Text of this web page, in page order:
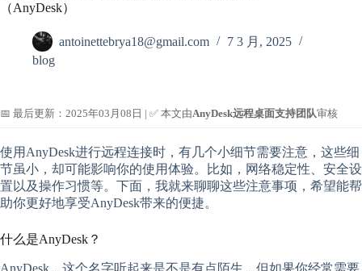
（AnyDesk）
antoinettebrya18@gmail.com
7 3 月, 2025
blog
📅 最后更新：2025年03月08日 | ✅ 本文由AnyDesk远程桌面支持团队审核
使用AnyDesk进行远程连接时，有几个小细节需要注意，这些细
节虽小，却可能影响你的使用体验。比如，网络稳定性、安全设
置以及操作习惯等。下面，我就来聊聊这些注意事项，希望能帮
助你更好地享受AnyDesk带来的便捷。
什么是AnyDesk？
AnyDesk，这个名字听起来是不是有点陌生，但如果你经常需要